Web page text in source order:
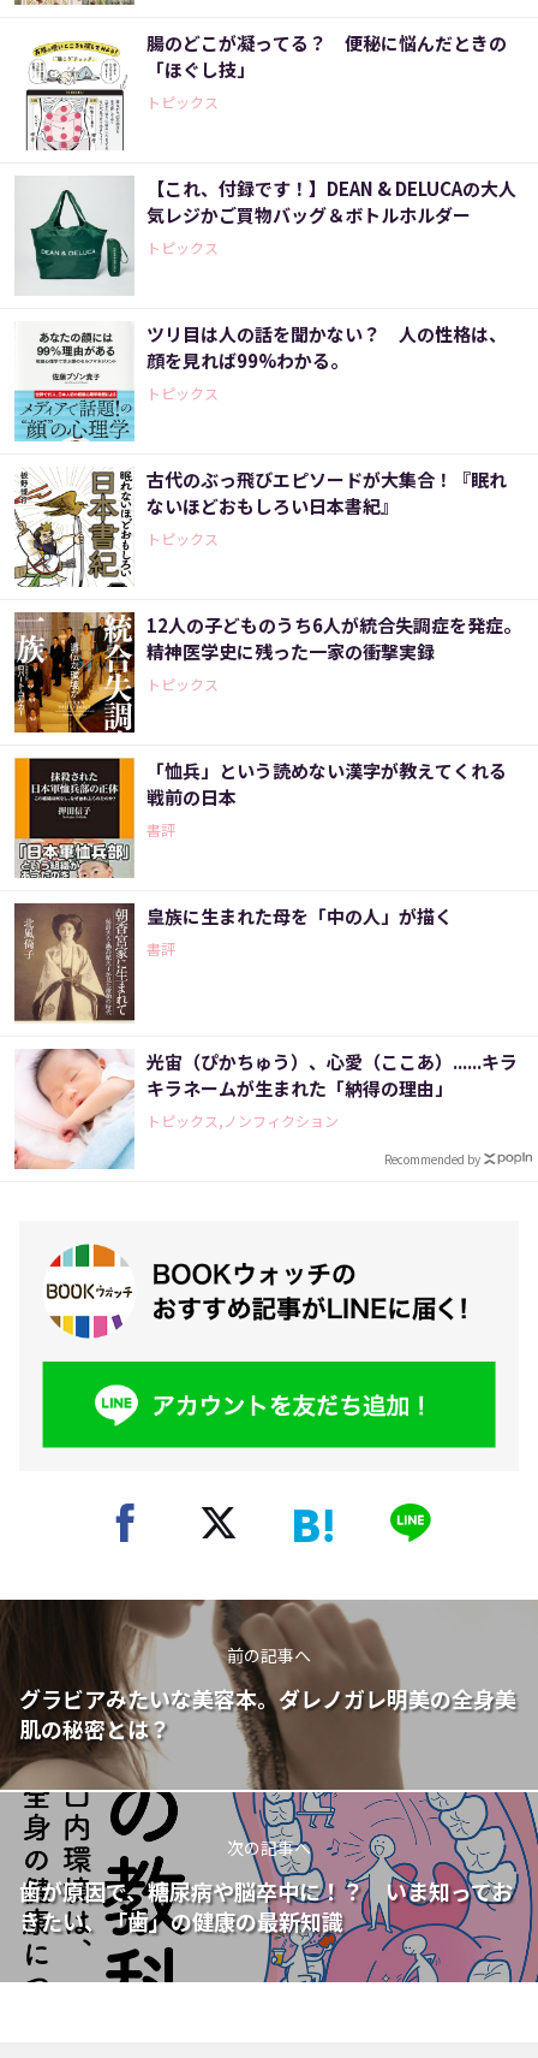
腸のどこが凝ってる？ 便秘に悩んだときの
「ほぐし技」
トピックス
【これ、付録です！】DEAN & DELUCAの大人
気レジかご買物バッグ＆ボトルホルダー
トピックス
ツリ目は人の話を聞かない？ 人の性格は、
顔を見れば99%わかる。
トピックス
古代のぶっ飛びエピソードが大集合！『眠れ
ないほどおもしろい日本書紀』
トピックス
12人の子どものうち6人が統合失調症を発症。
精神医学史に残った一家の衝撃実録
トピックス
「恤兵」という読めない漢字が教えてくれる
戦前の日本
書評
皇族に生まれた母を「中の人」が描く
書評
光宙（ぴかちゅう）、心愛（ここあ）......キラ
キラネームが生まれた「納得の理由」
トピックス,ノンフィクション
Recommended by
前の記事へ
グラビアみたいな美容本。ダレノガレ明美の全身美
肌の秘密とは？
次の記事へ
歯が原因で、糖尿病や脳卒中に！？ いま知ってお
きたい、「歯」の健康の最新知識